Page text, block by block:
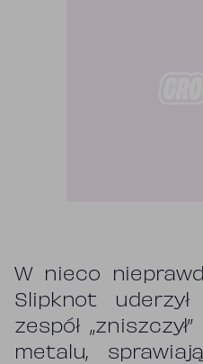
W nieco
Slipknot
zespół
metalu,